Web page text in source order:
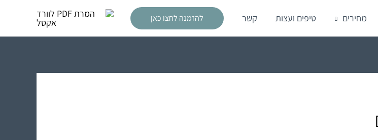
מחירים טיפים ועצות קשר להזמנה לחצו כאן